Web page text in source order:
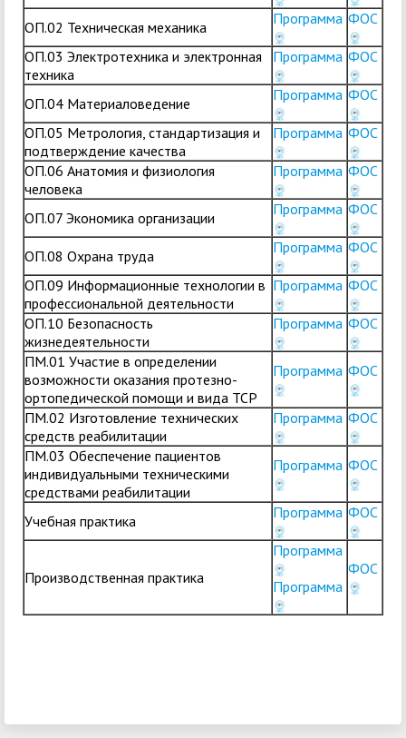
ОП.02 Техническая механика Программа ФОС
ОП.03 Электротехника и электронная
техника
Программа ФОС
ОП.04 Материаловедение Программа ФОС
ОП.05 Метрология, стандартизация и
подтверждение качества
Программа ФОС
ОП.06 Анатомия и физиология
человека
Программа ФОС
ОП.07 Экономика организации Программа ФОС
ОП.08 Охрана труда Программа ФОС
ОП.09 Информационные технологии в
профессиональной деятельности
Программа ФОС
ОП.10 Безопасность
жизнедеятельности
Программа ФОС
ПМ.01 Участие в определении
возможности оказания протезно-
ортопедической помощи и вида ТСР
Программа ФОС
ПМ.02 Изготовление технических
средств реабилитации
Программа ФОС
ПМ.03 Обеспечение пациентов
индивидуальными техническими
средствами реабилитации
Программа ФОС
Учебная практика Программа ФОС
Производственная практика
Программа
Программа
ФОС